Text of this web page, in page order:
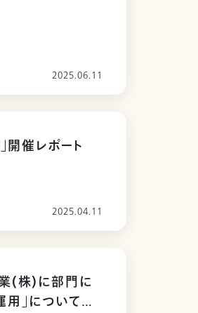
2025.06.11
開催レポート
2025.04.11
(株)に部門に
」についてお